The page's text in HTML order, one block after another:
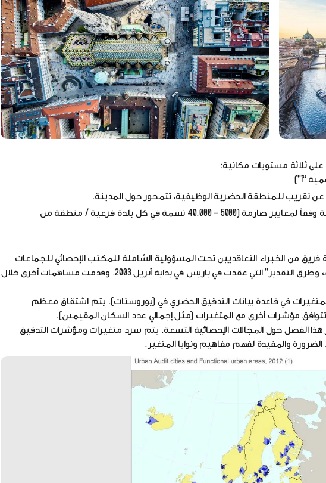
ثلاثة مستويات مكانية:
“أ”)
المدينة الفرعية (التسمية”SCD”) ، وهي تقسيم للمدينة وفقاً لمعايير صارمة (5000 – 40.000 نسمة في كل بلدة فرعية / منطقة من
من الخبراء التعاقديين تحت المسؤولية الشاملة للمكتب الإحصائي للجماعات
الأوروبية. تم إحراز تقدم كبير خلال ندوة “المفاهيم / التعاريف وطرق التقدير” التي عقدت في باريس في بداية أبريل 2003. وقدمت مساهمات أخرى خلال
في قاعدة بيانات التدقيق الحضري في (يوروستات). يتم اشتقاق معظم
تتوافق مؤشرات أخرى مع المتغيرات (مثل إجمالي عدد السكان المقيمين).
الفصل حول المجالات الإحصائية التسعة. يتم سرد متغيرات ومؤشرات التدقيق
والمفيدة لفهم مفاهيم ونوايا المتغير.